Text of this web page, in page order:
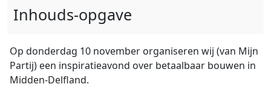
Inhouds-opgave
Op donderdag 10 november organiseren wij (van Mijn
Partij) een inspiratieavond over betaalbaar bouwen in
Midden-Delfland.